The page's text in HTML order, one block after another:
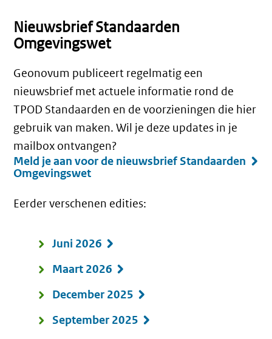
Nieuwsbrief Standaarden
Omgevingswet
Geonovum publiceert regelmatig een
nieuwsbrief met actuele informatie rond de
TPOD Standaarden en de voorzieningen die hier
gebruik van maken. Wil je deze updates in je
mailbox ontvangen?
Meld je aan voor de nieuwsbrief Standaarden
Omgevingswet
Eerder verschenen edities:
Juni 2026
Maart 2026
December 2025
September 2025